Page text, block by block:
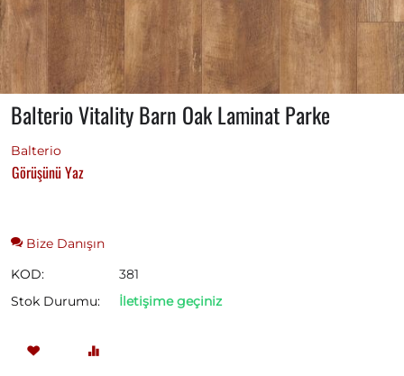
Balterio Vitality Barn Oak Laminat Parke
Balterio
Görüşünü Yaz
Bize Danışın
KOD:
381
Stok Durumu:
İletişime geçiniz